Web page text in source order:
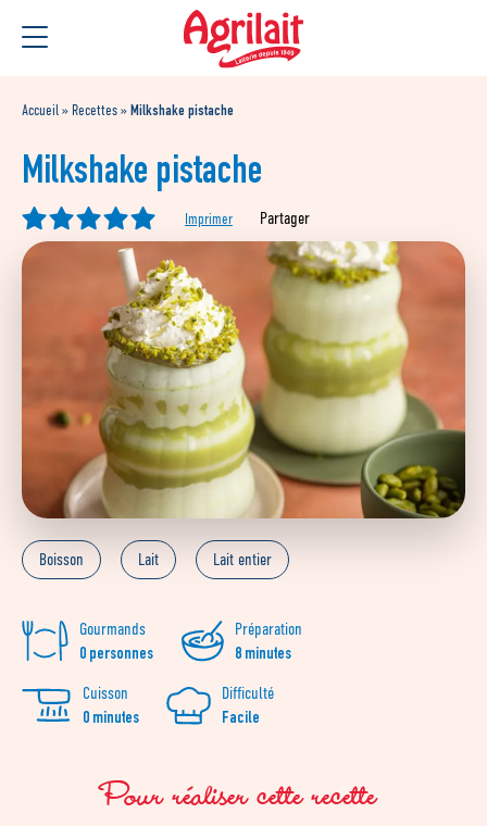
au
contenu
Accueil » Recettes»Milkshake pistache
Milkshake pistache
Imprimer Partager
Boisson Lait Lait entier
Gourmands
0 personnes
Préparation
8 minutes
Cuisson
0 minutes
Difficulté
Facile
Pour réaliser cette recette